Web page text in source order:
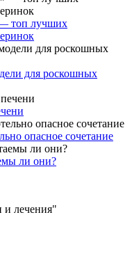
топ лучших
для роскошных
опасное сочетание
ли они?
и лечения"